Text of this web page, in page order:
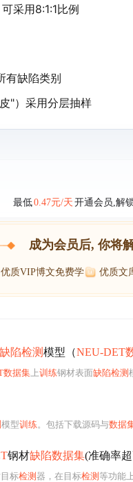
采用8:1:1比例
有缺陷类别
"）采用分层抽样
最低0.47元/天 开通会员,解
成为会员后, 你将
优质VIP博文免费学 优质文
缺陷检测模型（NEU-DET
数据集 上训练钢材表面缺陷检测
模型训练。包括下载源码与数据
钢材缺陷数据集(准确率
标检测 器，在目标检测 等功能上升级